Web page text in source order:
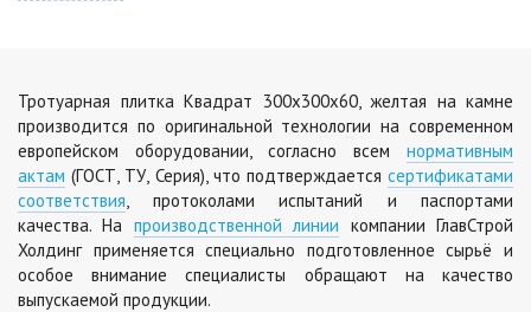
Тротуарная плитка Квадрат 300х300х60, желтая на камне
производится по оригинальной технологии на современном
европейском оборудовании, согласно всем нормативным
актам (ГОСТ, ТУ, Серия), что подтверждается сертификатами
соответствия , протоколами испытаний и паспортами
качества. На производственной линии компании ГлавСтрой
Холдинг применяется специально подготовленное сырьё и
особое внимание специалисты обращают на качество
выпускаемой продукции.